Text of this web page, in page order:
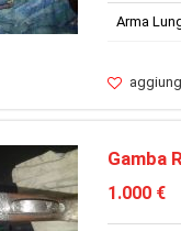
Arma
Gamba
1.000 €